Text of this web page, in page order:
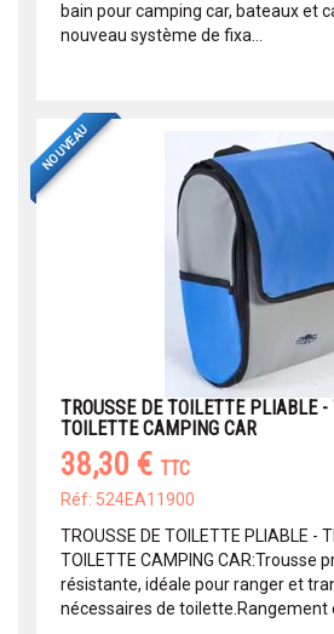
bain pour camping car, bateaux et
nouveau système de fixa...
NOUVEAU
TROUSSE DE TOILETTE PLIABLE -
TOILETTE CAMPING CAR
38,30 € TTC
Réf: 524EA11900
TROUSSE DE TOILETTE PLIABLE -
TOILETTE CAMPING CAR:Trousse
résistante, idéale pour ranger et
nécessaires de toilette.Rangement